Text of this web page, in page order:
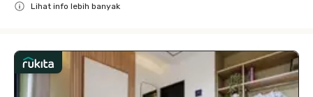
Lihat info lebih banyak